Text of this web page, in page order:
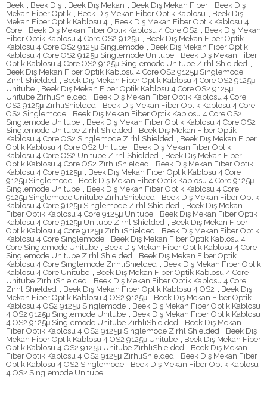
Beek , Beek Dış , Beek Dış Mekan , Beek Dış Mekan Fiber , Beek Dış
Mekan Fiber Optik , Beek Dış Mekan Fiber Optik Kablosu , Beek Dış
Mekan Fiber Optik Kablosu 4 , Beek Dış Mekan Fiber Optik Kablosu 4
Core , Beek Dış Mekan Fiber Optik Kablosu 4 Core OS2 , Beek Dış Mekan
Fiber Optik Kablosu 4 Core OS2 9125μ , Beek Dış Mekan Fiber Optik
Kablosu 4 Core OS2 9125μ Singlemode , Beek Dış Mekan Fiber Optik
Kablosu 4 Core OS2 9125μ Singlemode Unitube , Beek Dış Mekan Fiber
Optik Kablosu 4 Core OS2 9125μ Singlemode Unitube ZırhlıShielded ,
Beek Dış Mekan Fiber Optik Kablosu 4 Core OS2 9125μ Singlemode
ZırhlıShielded , Beek Dış Mekan Fiber Optik Kablosu 4 Core OS2 9125μ
Unitube , Beek Dış Mekan Fiber Optik Kablosu 4 Core OS2 9125μ
Unitube ZırhlıShielded , Beek Dış Mekan Fiber Optik Kablosu 4 Core
OS2 9125μ ZırhlıShielded , Beek Dış Mekan Fiber Optik Kablosu 4 Core
OS2 Singlemode , Beek Dış Mekan Fiber Optik Kablosu 4 Core OS2
Singlemode Unitube , Beek Dış Mekan Fiber Optik Kablosu 4 Core OS2
Singlemode Unitube ZırhlıShielded , Beek Dış Mekan Fiber Optik
Kablosu 4 Core OS2 Singlemode ZırhlıShielded , Beek Dış Mekan Fiber
Optik Kablosu 4 Core OS2 Unitube , Beek Dış Mekan Fiber Optik
Kablosu 4 Core OS2 Unitube ZırhlıShielded , Beek Dış Mekan Fiber
Optik Kablosu 4 Core OS2 ZırhlıShielded , Beek Dış Mekan Fiber Optik
Kablosu 4 Core 9125μ , Beek Dış Mekan Fiber Optik Kablosu 4 Core
9125μ Singlemode , Beek Dış Mekan Fiber Optik Kablosu 4 Core 9125μ
Singlemode Unitube , Beek Dış Mekan Fiber Optik Kablosu 4 Core
9125μ Singlemode Unitube ZırhlıShielded , Beek Dış Mekan Fiber Optik
Kablosu 4 Core 9125μ Singlemode ZırhlıShielded , Beek Dış Mekan
Fiber Optik Kablosu 4 Core 9125μ Unitube , Beek Dış Mekan Fiber Optik
Kablosu 4 Core 9125μ Unitube ZırhlıShielded , Beek Dış Mekan Fiber
Optik Kablosu 4 Core 9125μ ZırhlıShielded , Beek Dış Mekan Fiber Optik
Kablosu 4 Core Singlemode , Beek Dış Mekan Fiber Optik Kablosu 4
Core Singlemode Unitube , Beek Dış Mekan Fiber Optik Kablosu 4 Core
Singlemode Unitube ZırhlıShielded , Beek Dış Mekan Fiber Optik
Kablosu 4 Core Singlemode ZırhlıShielded , Beek Dış Mekan Fiber Optik
Kablosu 4 Core Unitube , Beek Dış Mekan Fiber Optik Kablosu 4 Core
Unitube ZırhlıShielded , Beek Dış Mekan Fiber Optik Kablosu 4 Core
ZırhlıShielded , Beek Dış Mekan Fiber Optik Kablosu 4 OS2 , Beek Dış
Mekan Fiber Optik Kablosu 4 OS2 9125μ , Beek Dış Mekan Fiber Optik
Kablosu 4 OS2 9125μ Singlemode , Beek Dış Mekan Fiber Optik Kablosu
4 OS2 9125μ Singlemode Unitube , Beek Dış Mekan Fiber Optik Kablosu
4 OS2 9125μ Singlemode Unitube ZırhlıShielded , Beek Dış Mekan
Fiber Optik Kablosu 4 OS2 9125μ Singlemode ZırhlıShielded , Beek Dış
Mekan Fiber Optik Kablosu 4 OS2 9125μ Unitube , Beek Dış Mekan Fiber
Optik Kablosu 4 OS2 9125μ Unitube ZırhlıShielded , Beek Dış Mekan
Fiber Optik Kablosu 4 OS2 9125μ ZırhlıShielded , Beek Dış Mekan Fiber
Optik Kablosu 4 OS2 Singlemode , Beek Dış Mekan Fiber Optik Kablosu
4 OS2 Singlemode Unitube ,